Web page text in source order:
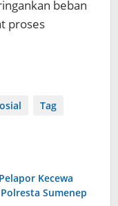
beban
proses
Tag
Kecewa
Sumenep